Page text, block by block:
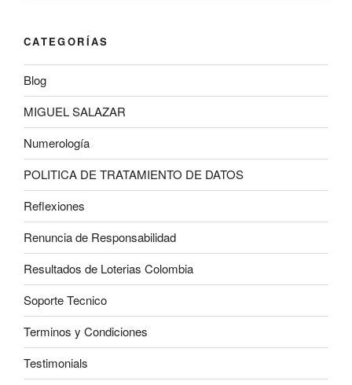
CATEGORÍAS
Blog
MIGUEL SALAZAR
Numerología
POLITICA DE TRATAMIENTO DE DATOS
Reflexiones
Renuncia de Responsabilidad
Resultados de Loterias Colombia
Soporte Tecnico
Terminos y Condiciones
Testimonials